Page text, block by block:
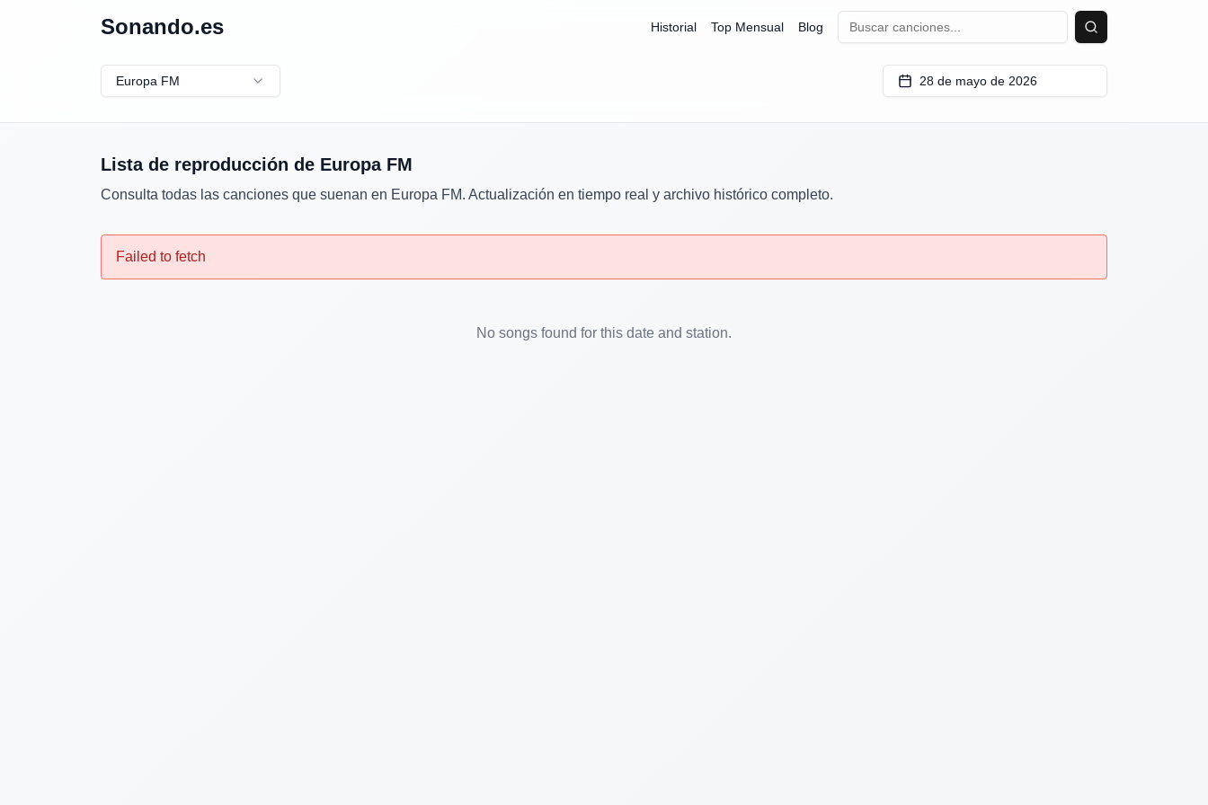
Sonando.es Historial Top Mensual Blog
Buscar
Europa FM 28 de mayo de 2026
Lista de reproducción de Europa FM
Consulta todas las canciones que suenan en Europa FM. Actualización en tiempo real y archivo histórico completo.
Failed to fetch
No songs found for this date and station.